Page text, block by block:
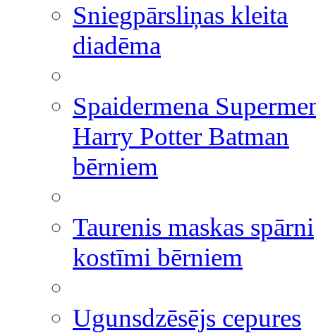
Sniegpārsliņas kleita
diadēma
Spaidermena
Harry Potter Batman
bērniem
Taurenis maskas spārni
kostīmi bērniem
Ugunsdzēsējs cepures